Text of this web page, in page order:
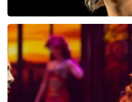
Jan Jaap Van Der Wal
49
BEKIJKEN